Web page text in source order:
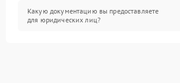
Какую документацию вы предоставляете
для юридических лиц?